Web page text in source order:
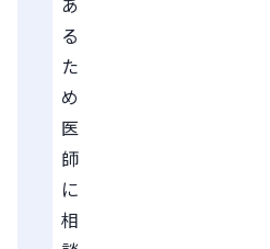
る
た
め
医
師
に
相